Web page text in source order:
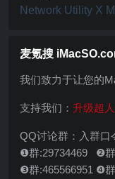
Network Utility X
麦氪搜
我们致力于让您的
支持我们： 升级超
QQ讨论群：入群口
❶群:29734469 ❷群
❸群:465566951 ❹